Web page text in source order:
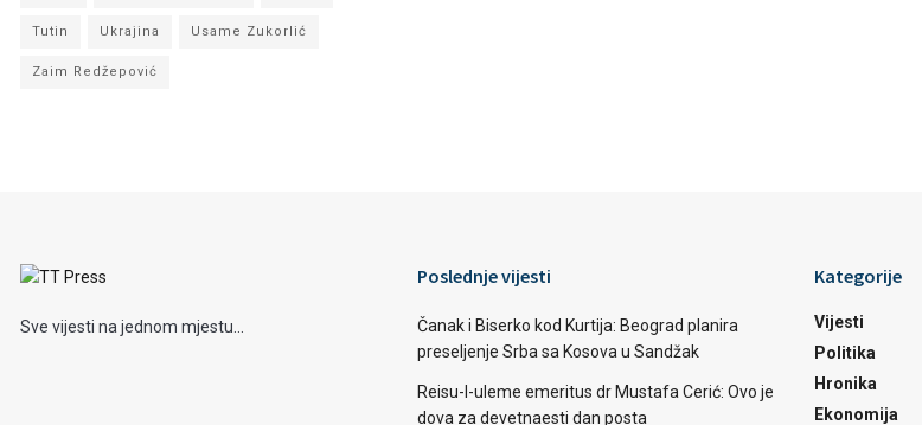
Tutin Ukrajina Usame Zukorlić
Zaim Redžepović
Sve vijesti na jednom mjestu...
Poslednje vijesti
Čanak i Biserko kod Kurtija: Beograd planira
preseljenje Srba sa Kosova u Sandžak
Reisu-l-uleme emeritus dr Mustafa Cerić: Ovo je
dova za devetnaesti dan posta
Kategorije
Vijesti
Politika
Hronika
Ekonomija